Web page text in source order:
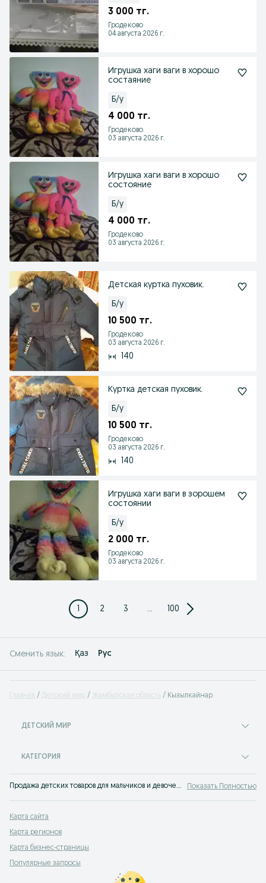
3 000 тг.
Гродеково
04 августа 2026 г.
Игрушка хаги ваги в хорошо
состаяние
Б/у
4 000 тг.
Гродеково
03 августа 2026 г.
Игрушка хаги ваги в хорошо
состояние
Б/у
4 000 тг.
Гродеково
03 августа 2026 г.
Детская куртка пуховик.
Б/у
10 500 тг.
Гродеково
03 августа 2026 г.
140
Куртка детская пуховик.
Б/у
10 500 тг.
Гродеково
03 августа 2026 г.
140
Игрушка хаги ваги в зорошем
состоянии
Б/у
2 000 тг.
Гродеково
03 августа 2026 г.
1 2 3 ... 100
Сменить язык: Қаз Рус
Главная Детский мир Жамбылская область Кызылкайнар
ДЕТСКИЙ МИР
КАТЕГОРИЯ
Продажа детских товаров для мальчиков и девочек на сервисе объявлений OLX.kz Кызылкайнар. Покупайте самые разные товары для своего ребенка по лучшим ценам на OLX! Показать Полностью
Карта сайта
Карта регионов
Карта бизнес-страницы
Популярные запросы